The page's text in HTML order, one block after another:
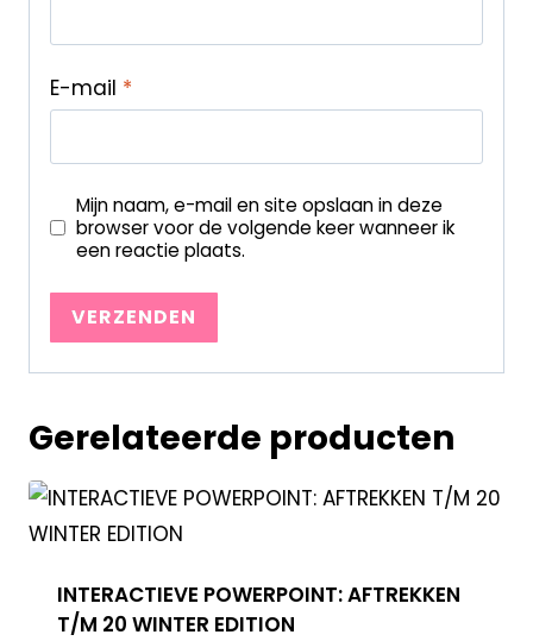
E-mail *
Mijn naam, e-mail en site opslaan in deze
browser voor de volgende keer wanneer ik
een reactie plaats.
Gerelateerde producten
INTERACTIEVE POWERPOINT: AFTREKKEN
T/M 20 WINTER EDITION